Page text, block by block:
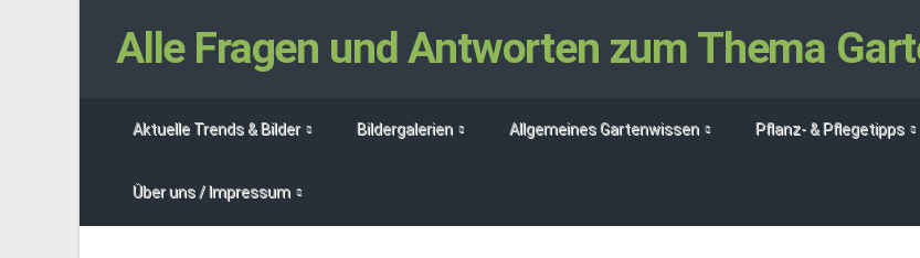
Alle Fragen und Antworten zum Thema
Aktuelle Trends & Bilder Bildergalerien Allgemeines Gartenwissen Pflanz- & Pflegetipps
Über uns / Impressum